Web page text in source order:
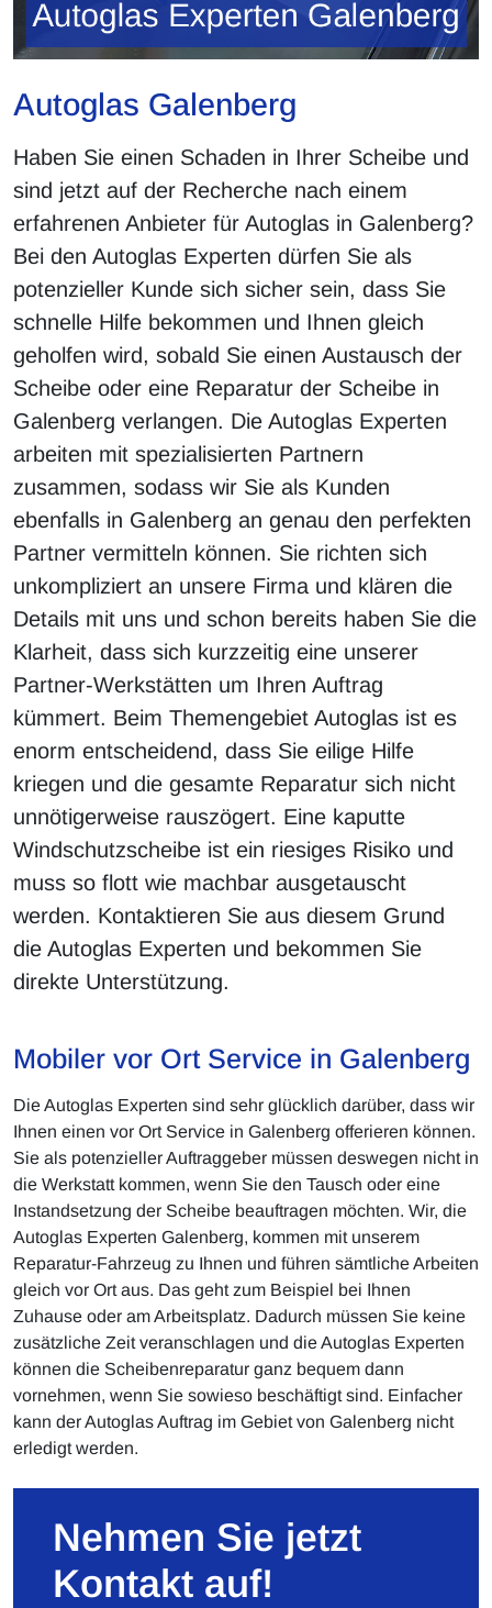
Autoglas Galenberg
Haben Sie einen Schaden in Ihrer Scheibe und
sind jetzt auf der Recherche nach einem
erfahrenen Anbieter für Autoglas in Galenberg?
Bei den Autoglas Experten dürfen Sie als
potenzieller Kunde sich sicher sein, dass Sie
schnelle Hilfe bekommen und Ihnen gleich
geholfen wird, sobald Sie einen Austausch der
Scheibe oder eine Reparatur der Scheibe in
Galenberg verlangen. Die Autoglas Experten
arbeiten mit spezialisierten Partnern
zusammen, sodass wir Sie als Kunden
ebenfalls in Galenberg an genau den perfekten
Partner vermitteln können. Sie richten sich
unkompliziert an unsere Firma und klären die
Details mit uns und schon bereits haben Sie die
Klarheit, dass sich kurzzeitig eine unserer
Partner-Werkstätten um Ihren Auftrag
kümmert. Beim Themengebiet Autoglas ist es
enorm entscheidend, dass Sie eilige Hilfe
kriegen und die gesamte Reparatur sich nicht
unnötigerweise rauszögert. Eine kaputte
Windschutzscheibe ist ein riesiges Risiko und
muss so flott wie machbar ausgetauscht
werden. Kontaktieren Sie aus diesem Grund
die Autoglas Experten und bekommen Sie
direkte Unterstützung.
Mobiler vor Ort Service in Galenberg
Die Autoglas Experten sind sehr glücklich darüber, dass wir
Ihnen einen vor Ort Service in Galenberg offerieren können.
Sie als potenzieller Auftraggeber müssen deswegen nicht in
die Werkstatt kommen, wenn Sie den Tausch oder eine
Instandsetzung der Scheibe beauftragen möchten. Wir, die
Autoglas Experten Galenberg, kommen mit unserem
Reparatur-Fahrzeug zu Ihnen und führen sämtliche Arbeiten
gleich vor Ort aus. Das geht zum Beispiel bei Ihnen
Zuhause oder am Arbeitsplatz. Dadurch müssen Sie keine
zusätzliche Zeit veranschlagen und die Autoglas Experten
können die Scheibenreparatur ganz bequem dann
vornehmen, wenn Sie sowieso beschäftigt sind. Einfacher
kann der Autoglas Auftrag im Gebiet von Galenberg nicht
erledigt werden.
Nehmen Sie jetzt
Kontakt auf!